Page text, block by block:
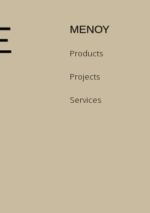
ΜΕΝΟΥ
Products
Projects
Services